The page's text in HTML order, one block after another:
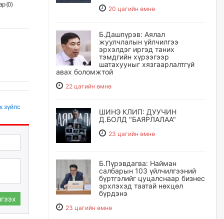
(0)
зүйлс
20 цагийн өмнө
Б.Дашпүрэв: Аялал
жуулчлалын үйлчилгээ
эрхэлдэг иргэд таних
тэмдгийн хүрээгээр
шатахууныг хязгаарлалтгүй
авах боломжтой
22 цагийн өмнө
ШИНЭ КЛИП: ДУУЧИН
Д.БОЛД "БАЯРЛАЛАА"
23 цагийн өмнө
Б.Пүрэвдагва: Найман
салбарын 103 үйлчилгээний
бүртгэлийг цуцалснаар бизнес
эрхлэхэд таатай нөхцөл
бүрдэнэ
23 цагийн өмнө